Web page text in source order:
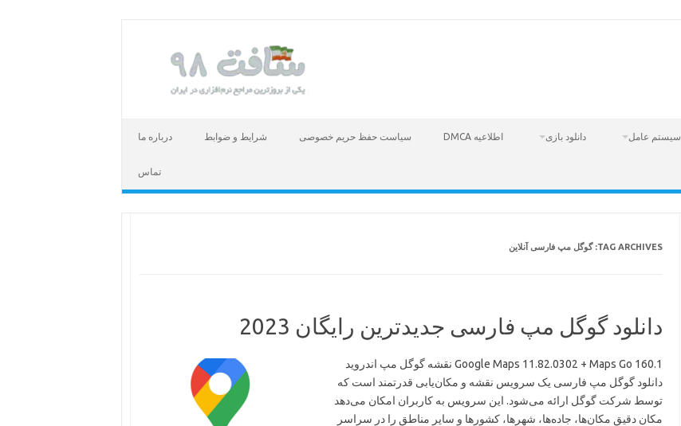
سیستم عامل دانلود بازی اطلاعیه DMCA سیاست حفظ حریم خصوصی شرایط و ضوابط درباره ما
تماس
TAG ARCHIVES: گوگل مپ فارسی آنلاین
دانلود گوگل مپ فارسی جدیدترین رایگان 2023
Google Maps 11.82.0302 + Maps Go 160.1 نقشه گوگل مپ اندروید
دانلود گوگل مپ فارسی یک سرویس نقشه و مکان‌یابی قدرتمند است که
توسط شرکت گوگل ارائه می‌شود. این سرویس به کاربران امکان می‌دهد
مکان دقیق مکان‌ها، جاده‌ها، شهرها، کشورها و سایر مناطق را در سراسر